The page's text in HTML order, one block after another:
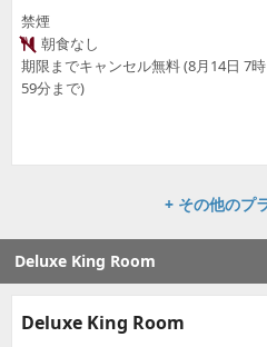
禁煙
朝食なし
期限までキャンセル無料 (8月14日 7時
59分まで)
+ その他のプ
Deluxe King Room
Deluxe King Room